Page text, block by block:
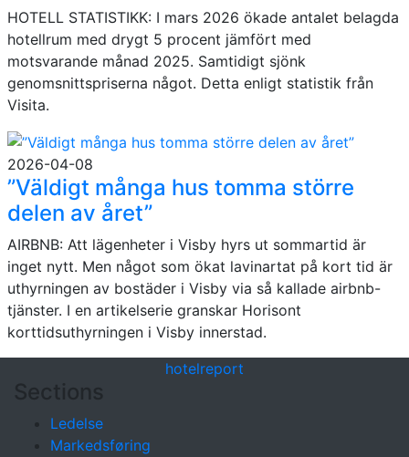
HOTELL STATISTIKK: I mars 2026 ökade antalet belagda
hotellrum med drygt 5 procent jämfört med
motsvarande månad 2025. Samtidigt sjönk
genomsnittspriserna något. Detta enligt statistik från
Visita.
2026-04-08
”Väldigt många hus tomma större
delen av året”
AIRBNB: Att lägenheter i Visby hyrs ut sommartid är
inget nytt. Men något som ökat lavinartat på kort tid är
uthyrningen av bostäder i Visby via så kallade airbnb-
tjänster. I en artikelserie granskar Horisont
korttidsuthyrningen i Visby innerstad.
hotelreport
Sections
Ledelse
Markedsføring